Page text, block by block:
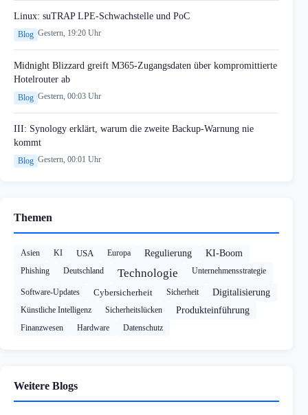
Linux: suTRAP LPE-Schwachstelle und PoC
Blog Gestern, 19:20 Uhr
Midnight Blizzard greift M365-Zugangsdaten über kompromittierte
Hotelrouter ab
Blog Gestern, 00:03 Uhr
III: Synology erklärt, warum die zweite Backup-Warnung nie
kommt
Blog Gestern, 00:01 Uhr
Themen
Asien KI USA Europa Regulierung KI-Boom
Phishing Deutschland Technologie Unternehmensstrategie
Software-Updates Cybersicherheit Sicherheit Digitalisierung
Künstliche Intelligenz Sicherheitslücken Produkteinführung
Finanzwesen Hardware Datenschutz
Weitere Blogs